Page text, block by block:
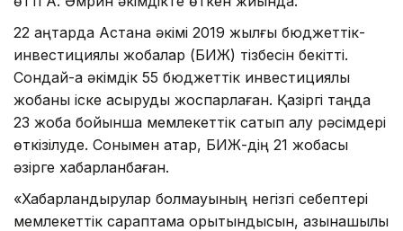
22 қаңтарда Астана әкімі 2019 жылғы бюджеттік-
инвестициялық жобалар (БИЖ) тізбесін бекітті.
Сондай-ақ әкімдік 55 бюджеттік инвестициялық
жобаны іске асыруды жоспарлаған. Қазіргі таңда
23 жоба бойынша мемлекеттік сатып алу рәсімдері
өткізілуде. Сонымен қатар, БИЖ-дің 21 жобасы
әзірге хабарланбаған.
«Хабарландырулар болмауының негізгі себептері
мемлекеттік сараптама қорытындысын, қазынашылық